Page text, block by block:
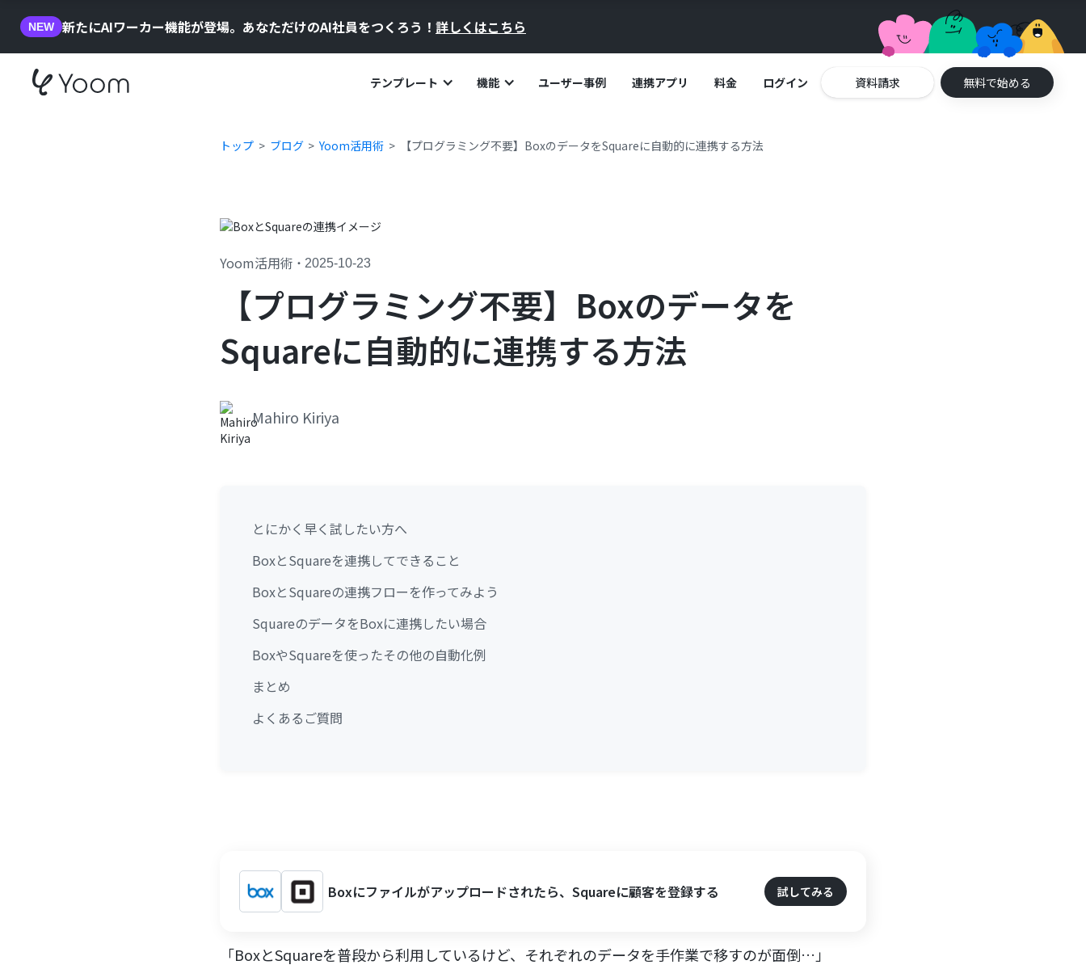
NEW 新たにAIワーカー機能が登場。あなただけのAI社員をつくろう！ 詳しくはこちら
テンプレート 機能 ユーザー事例 連携アプリ 料金 ログイン 資料請求 無料で始める
トップ ブログ Yoom活用術 【プログラミング不要】BoxのデータをSquareに自動的に連携する方法
Yoom活用術 ・ 2025-10-23
【プログラミング不要】Boxのデータを
Squareに自動的に連携する方法
Mahiro Kiriya
とにかく早く試したい方へ
BoxとSquareを連携してできること
BoxとSquareの連携フローを作ってみよう
SquareのデータをBoxに連携したい場合
BoxやSquareを使ったその他の自動化例
まとめ
よくあるご質問
Boxにファイルがアップロードされたら、Squareに顧客を登録する 試してみる
「BoxとSquareを普段から利用しているけど、それぞれのデータを手作業で移すのが面倒…」